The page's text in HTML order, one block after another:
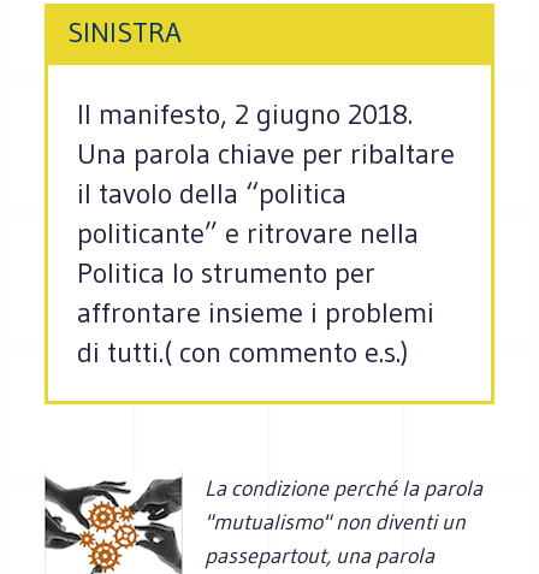
SINISTRA
Il manifesto, 2 giugno 2018.
Una parola chiave per ribaltare
il tavolo della “politica
politicante” e ritrovare nella
Politica lo strumento per
affrontare insieme i problemi
di tutti.( con commento e.s.)
La condizione perché la parola
"mutualismo" non diventi un
passepartout, una parola